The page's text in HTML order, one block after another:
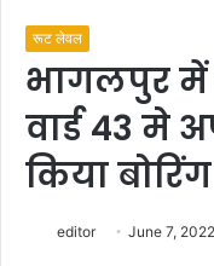
रूट लेवल
भागलपुर में
वार्ड 43 मे
किया
editor June 7, 2022